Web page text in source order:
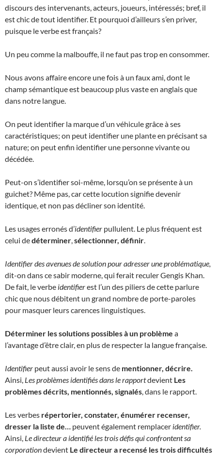
discours des intervenants, acteurs, joueurs, intéressés; bref, il
est chic de tout identifier. Et pourquoi d’ailleurs s’en priver,
puisque le verbe est français?
Un peu comme la malbouffe, il ne faut pas trop en consommer.
Nous avons affaire encore une fois à un faux ami, dont le
champ sémantique est beaucoup plus vaste en anglais que
dans notre langue.
On peut identifier la marque d’un véhicule grâce à ses
caractéristiques; on peut identifier une plante en précisant sa
nature; on peut enfin identifier une personne vivante ou
décédée.
Peut-on s’identifier soi-même, lorsqu’on se présente à un
guichet? Même pas, car cette locution signifie devenir
identique, et non pas décliner son identité.
Les usages erronés d’identifier pullulent. Le plus fréquent est
celui dedéterminer,sélectionner, définir.
Identifier des avenues de solution pour adresser une problématique,
dit-on dans ce sabir moderne, qui ferait reculer Gengis Khan.
De fait, le verbe identifierest l’un des piliers de cette parlure
chic que nous débitent un grand nombre de porte-paroles
pour masquer leurs carences linguistiques.
Déterminer les solutions possibles à un problème a
l’avantage d’être clair, en plus de respecter la langue française.
Identifier peut aussi avoir le sens de mentionner, décrire.
Ainsi, Les problèmes identifiés dans le rapportdevient Les
problèmes décrits, mentionnés, signalés, dans le rapport.
Les verbes répertorier, constater, énumérer recenser,
dresser la liste de… peuvent également remplacer identifier.
Ainsi, Le directeur a identifié les trois défis qui confrontent sa
corporationdevient Le directeur a recensé les trois difficultés